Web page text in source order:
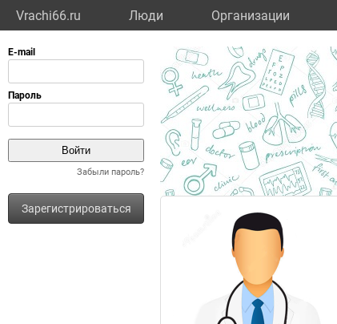
Vrachi66.ru Люди Организации
Забыли пароль?
Зарегистрироваться